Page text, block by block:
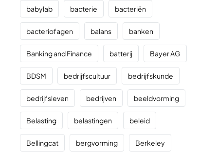
babylab bacterie bacteriën
bacteriofagen balans banken
Banking and Finance batterij Bayer AG
BDSM bedrijfscultuur bedrijfskunde
bedrijfsleven bedrijven beeldvorming
Belasting belastingen beleid
Bellingcat bergvorming Berkeley